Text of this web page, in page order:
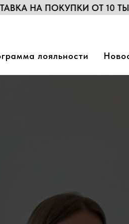
ОТ 10 ТЫС. РУБ. ПО
лояльности